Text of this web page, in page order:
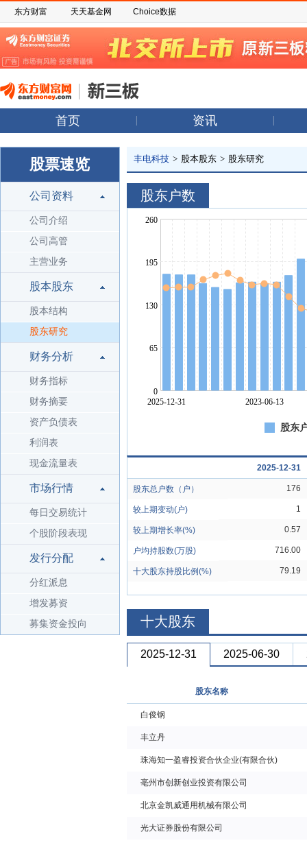
东方财富 天天基金网 Choice数据
首页 资讯
股票速览
公司资料
公司介绍
公司高管
主营业务
股本股东
股本结构
股东研究
财务分析
财务指标
财务摘要
资产负债表
利润表
现金流量表
市场行情
每日交易统计
个股阶段表现
发行分配
分红派息
增发募资
募集资金投向
丰电科技 > 股本股东 > 股东研究
股东户数
股东
股东总户数（户）
较上期变动(户)
较上期增长率(%)
户均持股数(万股)
十大股东持股比例(%)
2025-12-31
176
1
0.57
716.00
79.19
十大股东
2025-12-31 2025-06-30
股东名称
白俊钢
丰立丹
珠海知一盈睿投资合伙企业(有限合伙)
亳州市创新创业投资有限公司
北京金凯威通用机械有限公司
光大证券股份有限公司